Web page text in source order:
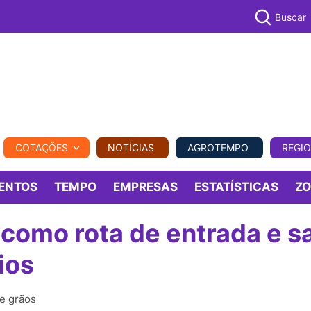
REGIONAL COMERCIAL AGROVIAGENS
Buscar
COTAÇÕES NOTÍCIAS AGROTEMPO
TEMPO EMPRESAS ESTATÍSTICAS
rota de entrada e
grãos